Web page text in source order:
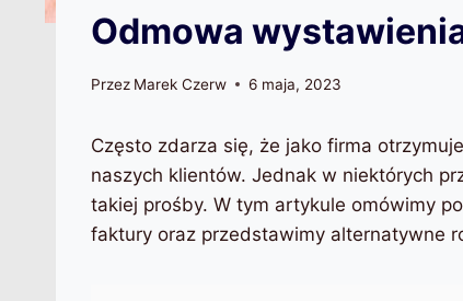
Odmowa
Przez Marek Czerw 6 maja, 2023
Często zdarza się, że jako firma
naszych klientów. Jednak w niektórych
takiej prośby. W tym artykule omówimy
faktury oraz przedstawimy alternatywne